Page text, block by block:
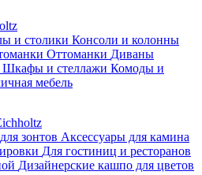
и столики Консоли и колонны
Оттоманки Диваны
Шкафы и стеллажи Комоды и
мебель
зонтов Аксессуары для камина
Для гостиниц и ресторанов
Дизайнерские кашпо для цветов